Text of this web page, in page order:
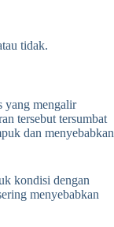
tidak.
yang mengalir
tersebut tersumbat
dan menyebabkan
kondisi dengan
menyebabkan